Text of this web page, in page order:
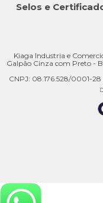
Selos e
Kiaga Industria e
Galpão Cinza com Preto -
CNPJ: 08.176.528/0001-